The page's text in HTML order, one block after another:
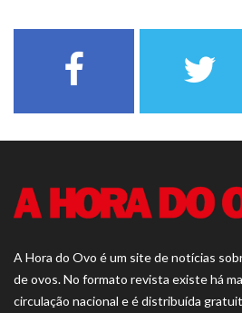
A Hora do Ovo é um site de notícias
de ovos. No formato revista existe há
circulação nacional e é distribuída